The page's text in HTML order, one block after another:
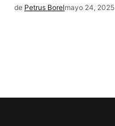
de Petrus Borelmayo 24, 2025